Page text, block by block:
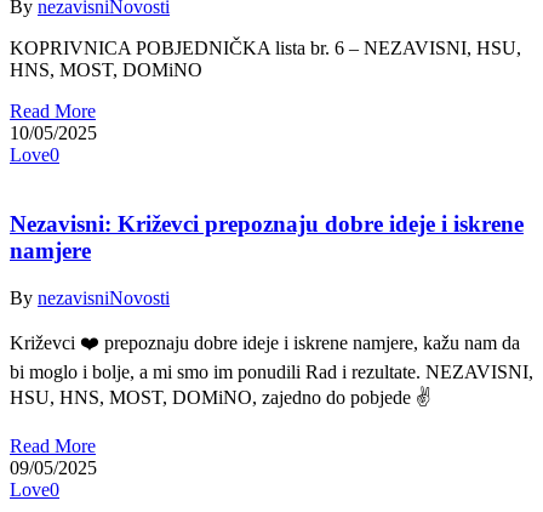
By nezavisniNovosti
KOPRIVNICA POBJEDNIČKA lista br. 6 – NEZAVISNI, HSU,
HNS, MOST, DOMiNO
Read More
10/05/2025
Love0
Nezavisni: Križevci prepoznaju dobre ideje i iskrene
namjere
By nezavisniNovosti
Križevci ❤️ prepoznaju dobre ideje i iskrene namjere, kažu nam da
bi moglo i bolje, a mi smo im ponudili Rad i rezultate. NEZAVISNI,
HSU, HNS, MOST, DOMiNO, zajedno do pobjede ✌️
Read More
09/05/2025
Love0